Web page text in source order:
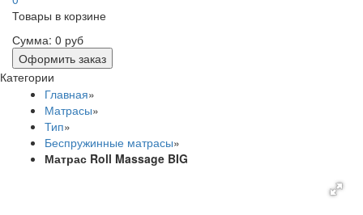
Товары в корзине
Сумма: 0 руб
Оформить заказ
Категории
Главная»
Матрасы»
Тип»
Беспружинные матрасы»
Матрас Roll Massage BIG